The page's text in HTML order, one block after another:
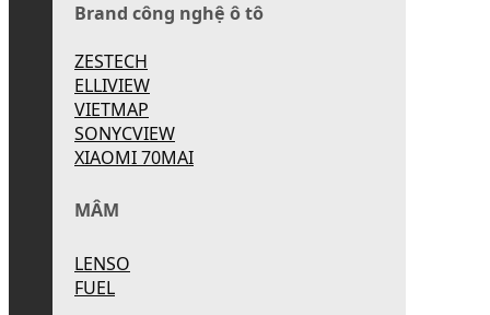
Brand công nghệ ô tô
ZESTECH
ELLIVIEW
VIETMAP
SONYCVIEW
XIAOMI 70MAI
MÂM
LENSO
FUEL